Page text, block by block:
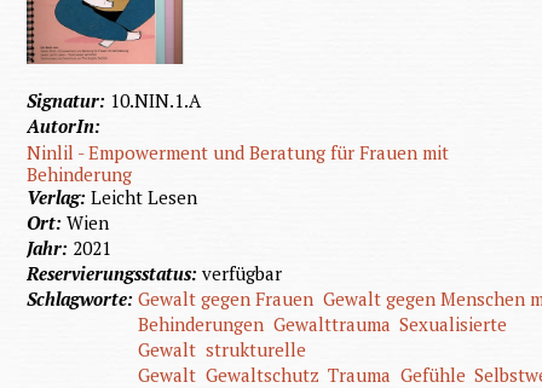
Signatur: 10.NIN.1.A
AutorIn:
Ninlil - Empowerment und Beratung für Frauen mit
Behinderung
Verlag:Leicht Lesen
Ort:Wien
Jahr: 2021
Reservierungsstatus:verfügbar
Schlagworte:Gewalt gegen Frauen Gewalt gegen Menschen
Behinderungen Gewalttrauma Sexualisierte
Gewalt strukturelle
Gewalt Gewaltschutz Trauma Gefühle